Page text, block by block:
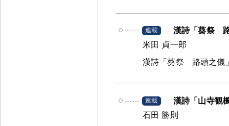
漢詩「葵祭
米田 貞一郎
漢詩「葵祭 路頭之儀
漢詩「山寺観
石田 勝則